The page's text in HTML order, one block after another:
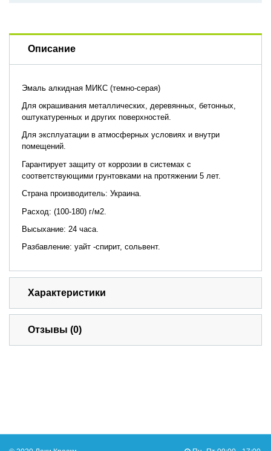
Описание
Эмаль алкидная МИКС (темно-серая)
Для окрашивания металлических, деревянных, бетонных,
оштукатуренных и других поверхностей.
Для эксплуатации в атмосферных условиях и внутри
помещений.
Гарантирует защиту от коррозии в системах с
соответствующими грунтовками на протяжении 5 лет.
Страна производитель: Украина.
Расход: (100-180) г/м2.
Высыхание: 24 часа.
Разбавление: уайт -спирит, сольвент.
Характеристики
Отзывы (0)